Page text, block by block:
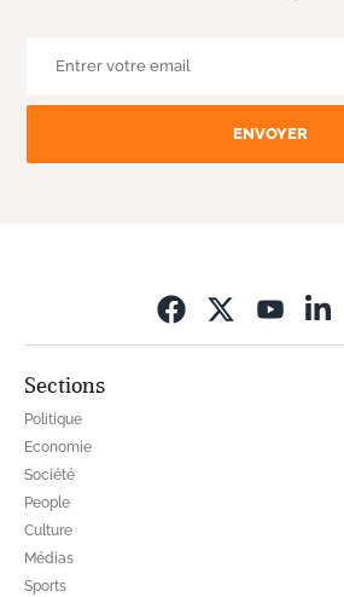
ENVOYER
Sections
Politique
Economie
Société
People
Culture
Médias
Sports